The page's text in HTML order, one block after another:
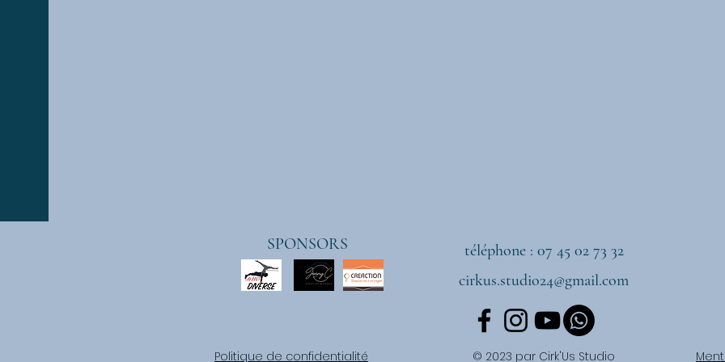
téléphone : 07 45 02 73 32
cirkus.studio24@gmail.com
SPONSORS
Politique de confidentialité © 2023 par Cirk'Us Studio